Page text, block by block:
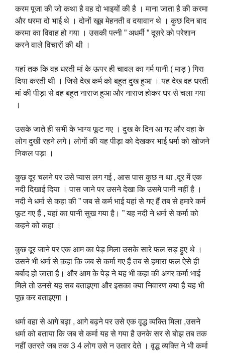
करम पूजा की जो कथा है वह दो भाइयों की है । माना जाता है की करमा
और धरमा दो भाई थे । दोनों खूब मेहनती व दयावान थे । कुछ दिन बाद
करमा का विवाह हो गया । उसकी पत्नी ” अधर्मी ” दूसरे को परेशान
करने वाले विचारों की थी ।
यहां तक कि वह धरती मां के ऊपर ही चावल का गर्म पानी ( माड़ ) गिरा
दिया करती थी । जिसे देख कर्म को बहुत दुख हुआ । यह देख वह धरती
मां की पीड़ा से वह बहुत नाराज हुआ और नाराज होकर घर से चला गया
।
उसके जाते ही सभी के भाग्य फूट गए । दुख के दिन आ गए और वहा के
लोग दुखी रहने लगे। लोगों की यह पीड़ा को देखकर भाई धर्मा को खोजने
निकल पड़ा ।
कुछ दूर चलने पर उसे प्यास लग गई , आस पास कुछ न था ,दूर में एक
नदी दिखाई दिया । पास जाने पर उसने देखा कि उसमे पानी नहीं है ।
नदी ने धर्मा से कहा की ” जब से कर्म भाई यहां से गए हैं तब से हमारे कर्म
फूट गए हैं , यहां का पानी सुख गया है। ” यह नदी ने धर्मा से कर्मा को
कहने को कहा ।
कुछ दूर जाने पर एक आम का पेड़ मिला उसके सारे फल सड़ हुए थे ।
उसने भी धर्मा से कहा कि जब से कर्मा गए हैं तब से हमारा फल ऐसे ही
बर्बाद हो जाता है। और आम के पेड़ ने यह भी कहा की अगर कर्मा भाई
मिले तो उनसे यह सब बताइएगा और इसका क्या निवारण क्या है यह भी
पूछ कर बताइएगा ।
धर्मा वहा से आगे बढ़ा , आगे बढ़ने पर उसे एक वृद्ध व्यक्ति मिला ,उसने
धर्मा को बताया कि जब से कर्मा यह से गया है उनके सर से बोझ तब तक
नहीं उतरते जब तक 3 4 लोग उसे न उतार देते । वृद्ध व्यक्ति ने भी कर्मा